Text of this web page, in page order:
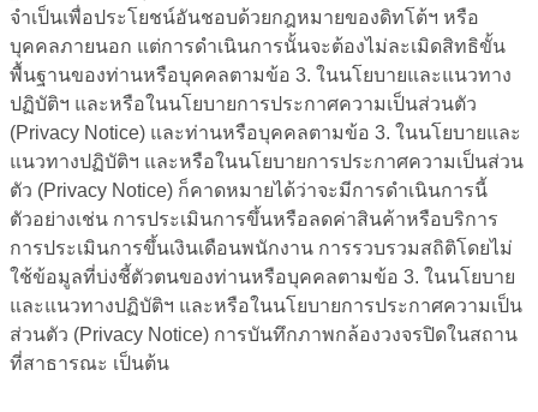
จำเป็นเพื่อประโยชน์อันชอบด้วยกฎหมายของดิทโต้ฯ หรือ
บุคคลภายนอก แต่การดำเนินการนั้นจะต้องไม่ละเมิดสิทธิขั้น
พื้นฐานของท่านหรือบุคคลตามข้อ 3. ในนโยบายและแนวทาง
ปฏิบัติฯ และหรือในนโยบายการประกาศความเป็นส่วนตัว
(Privacy Notice) และท่านหรือบุคคลตามข้อ 3. ในนโยบายและ
แนวทางปฏิบัติฯ และหรือในนโยบายการประกาศความเป็นส่วน
ตัว (Privacy Notice) ก็คาดหมายได้ว่าจะมีการดำเนินการนี้
ตัวอย่างเช่น การประเมินการขึ้นหรือลดค่าสินค้าหรือบริการ
การประเมินการขึ้นเงินเดือนพนักงาน การรวบรวมสถิติโดยไม่
ใช้ข้อมูลที่บ่งชี้ตัวตนของท่านหรือบุคคลตามข้อ 3. ในนโยบาย
และแนวทางปฏิบัติฯ และหรือในนโยบายการประกาศความเป็น
ส่วนตัว (Privacy Notice) การบันทึกภาพกล้องวงจรปิดในสถาน
ที่สาธารณะ เป็นต้น